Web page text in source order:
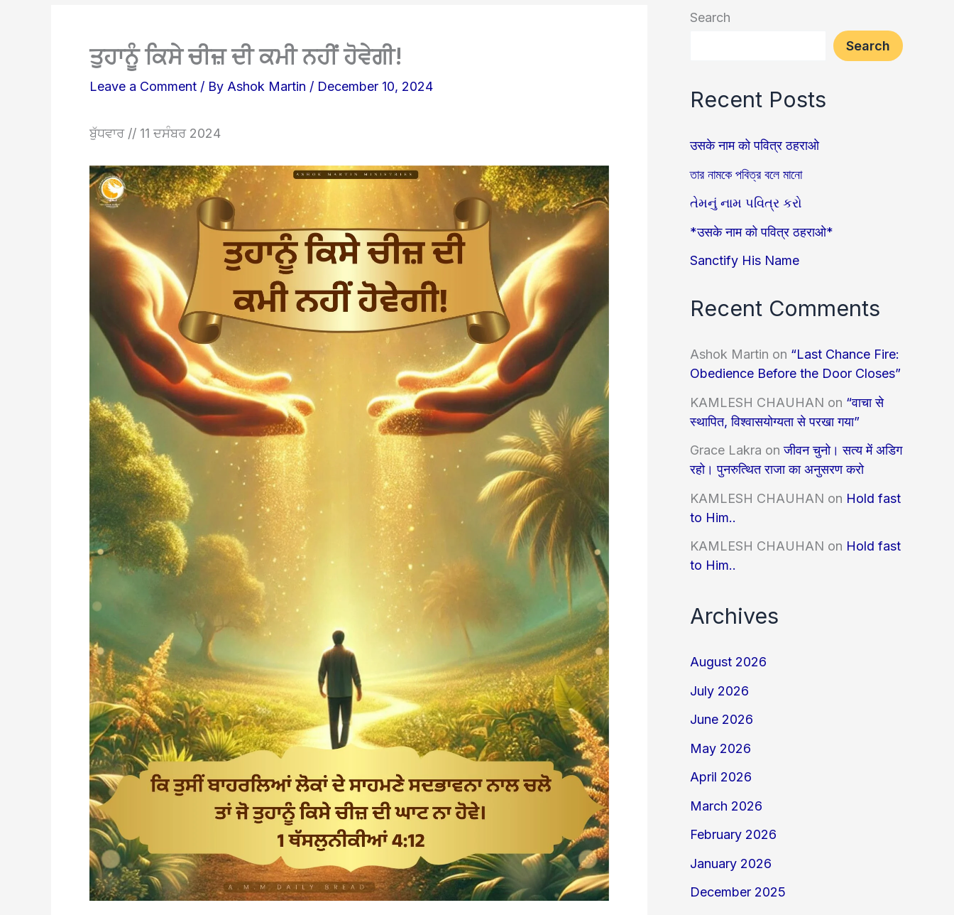
ਤੁਹਾਨੂੰ ਕਿਸੇ ਚੀਜ਼ ਦੀ ਕਮੀ ਨਹੀਂ ਹੋਵੇਗੀ!
Leave a Comment / By Ashok Martin / December 10, 2024
ਬੁੱਧਵਾਰ // 11 ਦਸੰਬਰ 2024
Search
Search
Recent Posts
उसके नाम को पवित्र ठहराओ
তার নামকে পবিত্র বলে মানো
તેમનું નામ પવિત્ર કરો
*उसके नाम को पवित्र ठहराओ*
Sanctify His Name
Recent Comments
Ashok Martin on “Last Chance Fire:
Obedience Before the Door Closes”
KAMLESH CHAUHAN on “वाचा से
स्थापित, विश्वासयोग्यता से परखा गया”
Grace Lakra onजीवन चुनो। सत्य में अडिग
रहो। पुनरुत्थित राजा का अनुसरण करो
KAMLESH CHAUHAN on Hold fast
to Him..
KAMLESH CHAUHAN on Hold fast
to Him..
Archives
August 2026
July 2026
June 2026
May 2026
April 2026
March 2026
February 2026
January 2026
December 2025